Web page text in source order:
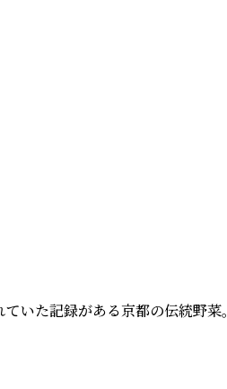
いた記録がある京都の伝統野菜。